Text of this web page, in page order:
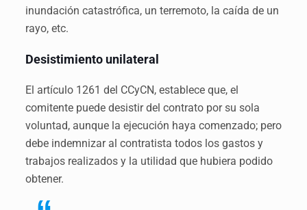
inundación catastrófica, un terremoto, la caída de un
rayo, etc.
Desistimiento unilateral
El artículo 1261 del CCyCN, establece que, el
comitente puede desistir del contrato por su sola
voluntad, aunque la ejecución haya comenzado; pero
debe indemnizar al contratista todos los gastos y
trabajos realizados y la utilidad que hubiera podido
obtener.